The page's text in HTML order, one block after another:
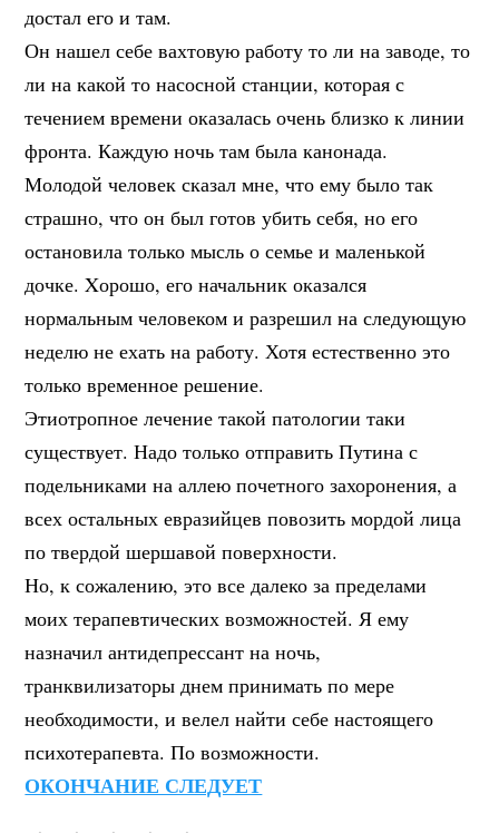
достал его и там.
Он нашел себе вахтовую работу то ли на заводе, то
ли на какой то насосной станции, которая с
течением времени оказалась очень близко к линии
фронта. Каждую ночь там была канонада.
Молодой человек сказал мне, что ему было так
страшно, что он был готов убить себя, но его
остановила только мысль о семье и маленькой
дочке. Xорошо, его начальник оказался
нормальным человеком и разрешил на следующую
неделю не ехать на работу. Хотя естественно это
только временное решение.
Этиотропное лечение такой патологии таки
существует. Надо только отправить Путина с
подельниками на аллею почетного захоронения, а
всех остальных евразийцев повозить мордой лица
по твердой шершавой поверхности.
Но, к сожалению, это все далеко за пределами
моих терапевтических возможностей. Я ему
назначил антидепрессант на ночь,
транквилизаторы днем принимать по мере
необходимости, и велел найти себе настоящего
психотерапевта. По возможности.
ОКОНЧАНИЕ СЛЕДУЕТ